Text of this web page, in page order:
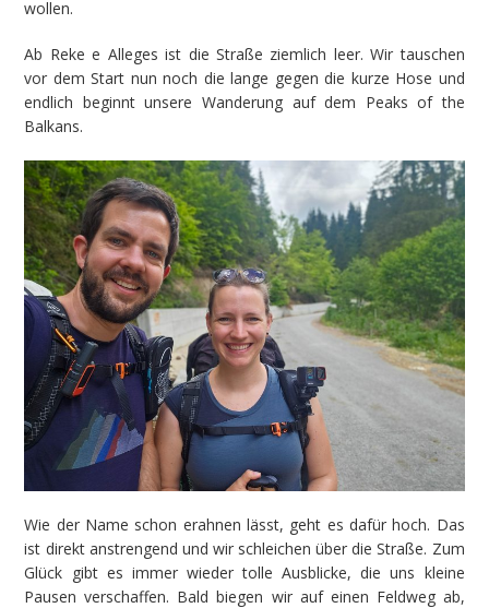
wollen.
Ab Reke e Alleges ist die Straße ziemlich leer. Wir tauschen
vor dem Start nun noch die lange gegen die kurze Hose und
endlich beginnt unsere Wanderung auf dem Peaks of the
Balkans.
Wie der Name schon erahnen lässt, geht es dafür hoch. Das
ist direkt anstrengend und wir schleichen über die Straße. Zum
Glück gibt es immer wieder tolle Ausblicke, die uns kleine
Pausen verschaffen. Bald biegen wir auf einen Feldweg ab,